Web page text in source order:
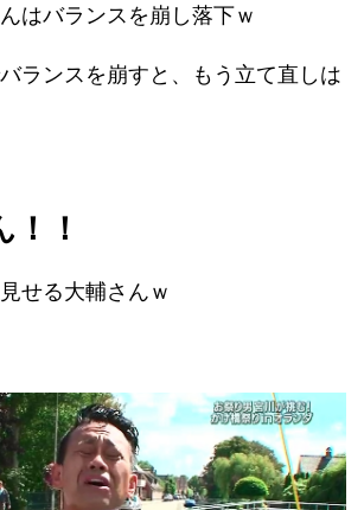
はバランスを崩し落下ｗ
ランスを崩すと、もう立て直しは
！
せる大輔さんｗ